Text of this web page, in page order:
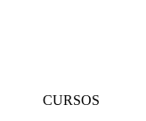
CURSOS